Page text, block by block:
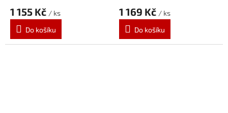
1 155 Kč / ks
Do košíku
1 169 Kč / ks
Do košíku